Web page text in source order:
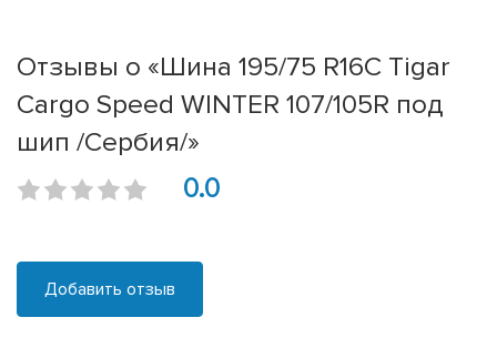
Отзывы о «Шина 195/75 R16C Tigar
Cargo Speed WINTER 107/105R под
шип /Сербия/»
0.0
Добавить отзыв